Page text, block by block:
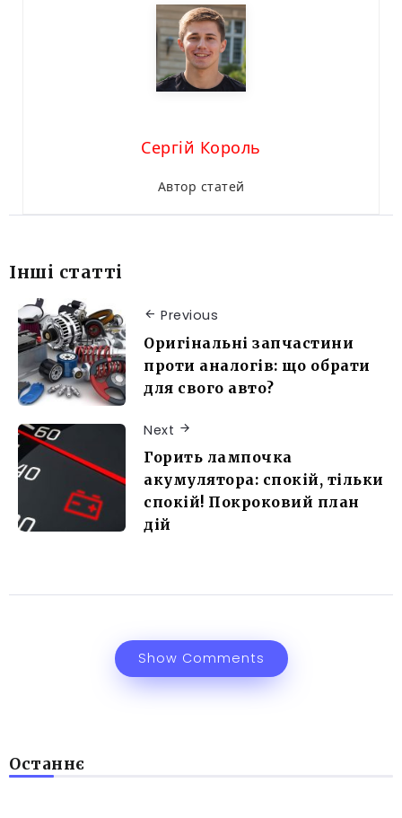
Сергій Король
Автор статей
Інші статті
Previous
Оригінальні запчастини
проти аналогів: що обрати
для свого авто?
Next
Горить лампочка
акумулятора: спокій, тільки
спокій! Покроковий план
дій
Show Comments
Останнє